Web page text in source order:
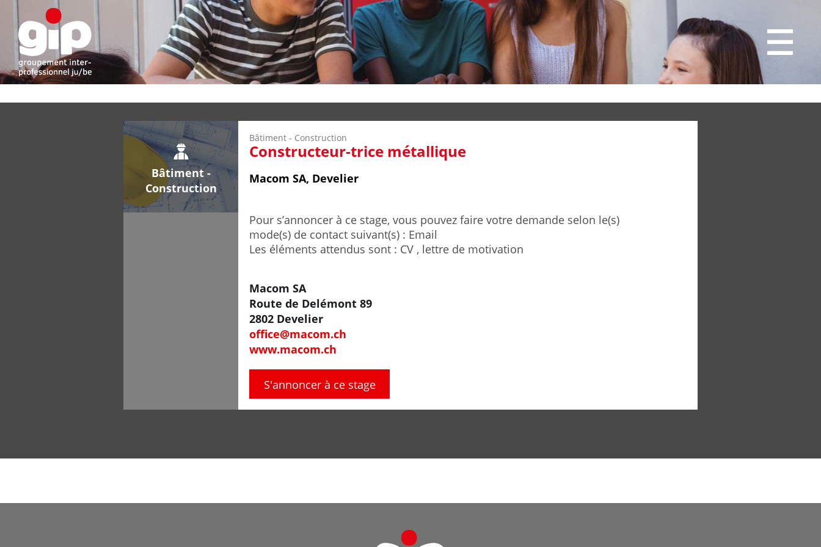
Bâtiment -
Construction
Bâtiment - Construction
Constructeur-trice métallique
Macom SA, Develier
Pour s’annoncer à ce stage, vous pouvez faire votre demande selon le(s)
mode(s) de contact suivant(s) : Email
Les éléments attendus sont : CV , lettre de motivation
Macom SA
Route de Delémont 89
2802 Develier
office@macom.ch
www.macom.ch
S'annoncer à ce stage